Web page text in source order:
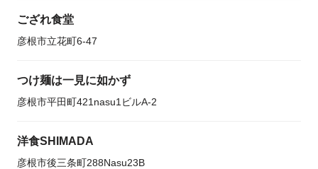
ござれ食堂
彦根市立花町6-47
つけ麺は一見に如かず
彦根市平田町421nasu1ビルA-2
洋食SHIMADA
彦根市後三条町288Nasu23B